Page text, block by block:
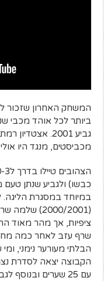
המשחק האחרון שזכור
מכביסטים, מנגד היו
כבשו) ולגביע שנתן
במיוחד במסגרת הליגה.
(2000/2001)
ציפיות, אך מהר מאוד
שרף עזב לאחר כמה
הבלתי מעורער נימני,
הקבוצה יצאה לסדרת
עם 25 שערים ובנוסף לגביע זכה גם במלכות השערים.